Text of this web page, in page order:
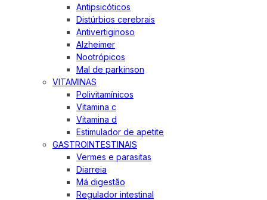
Antipsicóticos
Distúrbios cerebrais
Antivertiginoso
Alzheimer
Nootrópicos
Mal de parkinson
VITAMINAS
Polivitamínicos
Vitamina c
Vitamina d
Estimulador de apetite
GASTROINTESTINAIS
Vermes e parasitas
Diarreia
Má digestão
Regulador intestinal